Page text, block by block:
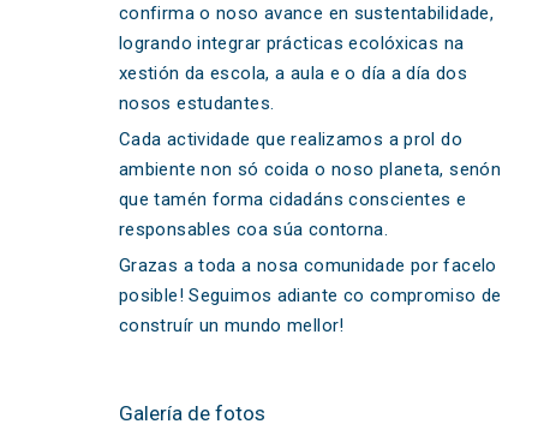
confirma o noso avance en sustentabilidade,
logrando integrar prácticas ecolóxicas na
xestión da escola, a aula e o día a día dos
nosos estudantes.
Cada actividade que realizamos a prol do
ambiente non só coida o noso planeta, senón
que tamén forma cidadáns conscientes e
responsables coa súa contorna.
Grazas a toda a nosa comunidade por facelo
posible! Seguimos adiante co compromiso de
construír un mundo mellor!
Galería de fotos